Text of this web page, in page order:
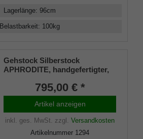
Lagerlänge: 96cm
Belastbarkeit: 100kg
Gehstock Silberstock
APHRODITE, handgefertigter,
aus echtem 925/1000
Sterlingsilber, aufgesetzt auf
einen Stock aus edlem
Makassar Ebenholz, inklusiv
Schlankpuffer.
795,00 € *
Artikel anzeigen
inkl. ges. MwSt. zzgl. Versandkosten
Artikelnummer 1294